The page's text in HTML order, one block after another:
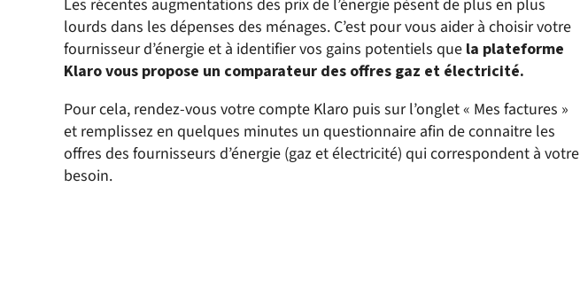
Les récentes augmentations des prix de l’énergie pèsent de plus en plus
lourds dans les dépenses des ménages. C’est pour vous aider à choisir votre
fournisseur d’énergie et à identifier vos gains potentiels que la plateforme
Klaro vous propose un comparateur des offres gaz et électricité.
Pour cela, rendez-vous votre compte Klaro puis sur l’onglet « Mes factures »
et remplissez en quelques minutes un questionnaire afin de connaitre les
offres des fournisseurs d’énergie (gaz et électricité) qui correspondent à votre
besoin.